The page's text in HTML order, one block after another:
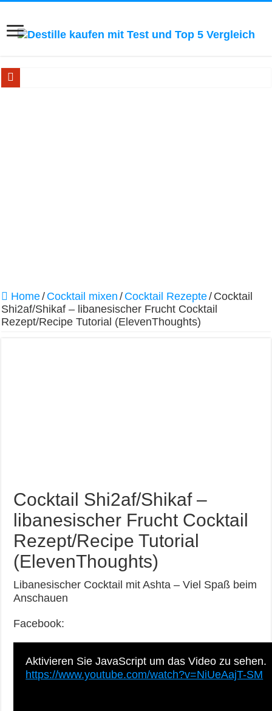
Home/ Cocktail mixen / Cocktail Rezepte/ Cocktail
Shi2af/Shikaf – libanesischer Frucht Cocktail
Rezept/Recipe Tutorial (ElevenThoughts)
Cocktail Shi2af/Shikaf –
libanesischer Frucht Cocktail
Rezept/Recipe Tutorial
(ElevenThoughts)
Libanesischer Cocktail mit Ashta – Viel Spaß beim
Anschauen
Facebook:
Aktivieren Sie JavaScript um das Video zu sehen.
https://www.youtube.com/watch?v=NiUeAajT-SM